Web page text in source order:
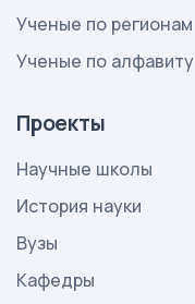
Ученые по регионам
Ученые по алфавиту
Проекты
Научные школы
История науки
Вузы
Кафедры